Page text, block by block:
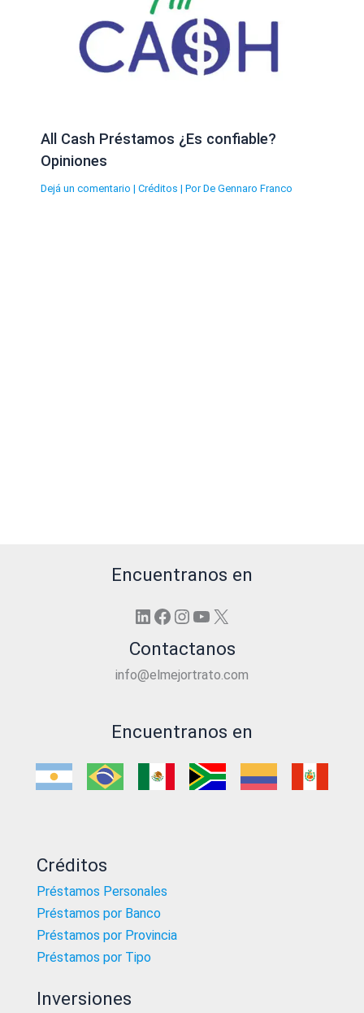
All Cash Préstamos ¿Es confiable?
Opiniones
Dejá un comentario | Créditos | Por De Gennaro Franco
Encuentranos en
LinkedIn
Facebook
Instagram
YouTube
X
Contactanos
info@elmejortrato.com
Encuentranos en
Créditos
Préstamos Personales
Préstamos por Banco
Préstamos por Provincia
Préstamos por Tipo
Inversiones